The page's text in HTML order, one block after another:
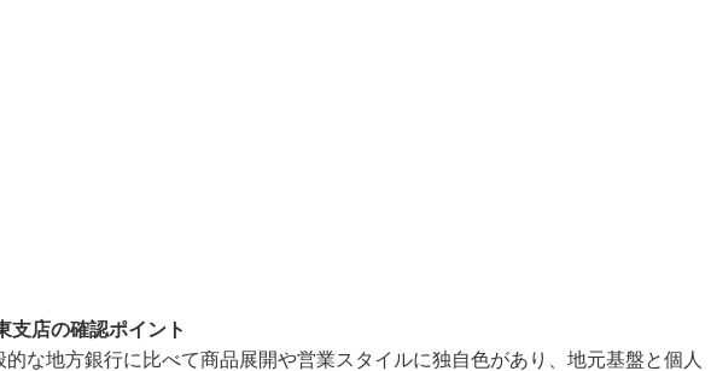
支店の確認ポイント
的な地方銀行に比べて商品展開や営業スタイルに独自色があり、地元基盤と個人